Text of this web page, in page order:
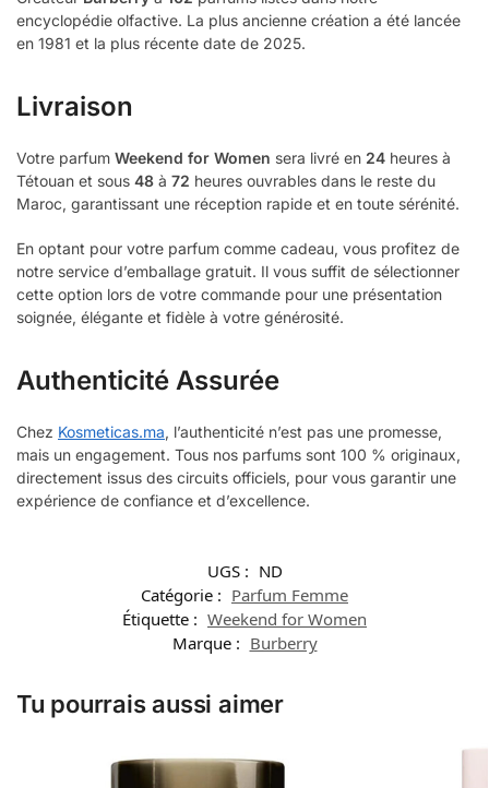
encyclopédie olfactive. La plus ancienne création a été lancée
en 1981 et la plus récente date de 2025.
Livraison
Votre parfum Weekend for Women sera livré en 24 heures à
Tétouan et sous 48 à 72 heures ouvrables dans le reste du
Maroc, garantissant une réception rapide et en toute sérénité.
En optant pour votre parfum comme cadeau, vous profitez de
notre service d’emballage gratuit. Il vous suffit de sélectionner
cette option lors de votre commande pour une présentation
soignée, élégante et fidèle à votre générosité.
Authenticité Assurée
Chez Kosmeticas.ma, l’authenticité n’est pas une promesse,
mais un engagement. Tous nos parfums sont 100 % originaux,
directement issus des circuits officiels, pour vous garantir une
expérience de confiance et d’excellence.
UGS : ND
Catégorie : Parfum Femme
Étiquette : Weekend for Women
Marque : Burberry
Tu pourrais aussi aimer